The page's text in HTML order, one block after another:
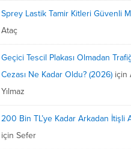
Sprey Lastik Tamir Kitleri Güvenli
Ataç
Geçici Tescil Plakası Olmadan
Cezası Ne Kadar Oldu? (2026) için
Yılmaz
200 Bin TL’ye Kadar Arkadan İtişli
için Sefer